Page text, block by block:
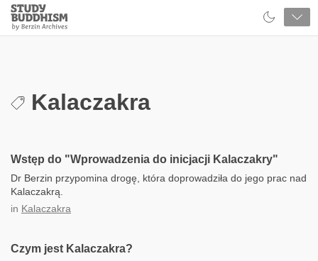
Close
Study
Buddhism
Kalaczakra
Wstęp do "Wprowadzenia do inicjacji Kalaczakry"
Dr Berzin przypomina drogę, która doprowadziła do jego prac nad
Kalaczakrą.
in Kalaczakra
Czym jest Kalaczakra?